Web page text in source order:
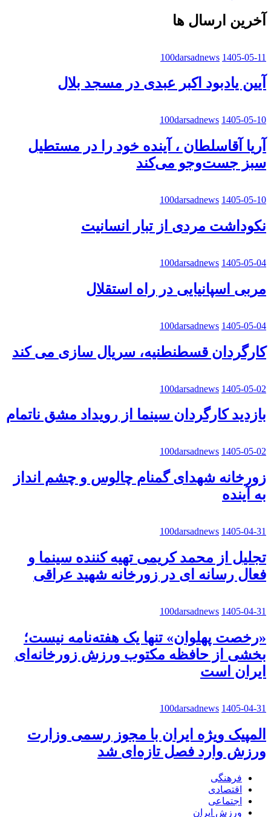
آخرین ارسال ها
100darsadnews 1405-05-11
آیین یادبود اکبر عبدی در مسجد بلال
100darsadnews 1405-05-10
آریا آقاسلطان ، آینده خود را در مستطیل
سبز جست‌وجو می‌کند
100darsadnews 1405-05-10
نکوداشت مردی از تبار انسانیت
100darsadnews 1405-05-04
مربی اسپانیایی در راه استقلال
100darsadnews 1405-05-04
کارگردان قسطنطنیه، سریال سازی می کند
100darsadnews 1405-05-02
بازدید کارگردان سینما از رویداد مشق ناتمام
100darsadnews 1405-05-02
زورخانه شهدای گمنام چالوس و چشم انداز
به آینده
100darsadnews 1405-04-31
تجلیل از محمد کریمی تهیه کننده سینما و
فعال رسانه ای در زورخانه شهید عراقی
100darsadnews 1405-04-31
«رخصت پهلوان» تنها یک هفته‌نامه نیست؛
بخشی از حافظه مکتوب ورزش زورخانه‌ای
ایران است
100darsadnews 1405-04-31
المپیک ویژه ایران با مجوز رسمی وزارت
ورزش وارد فصل تازه‌ای شد
فرهنگی
اقتصادی
اجتماعی
ورزش ایران